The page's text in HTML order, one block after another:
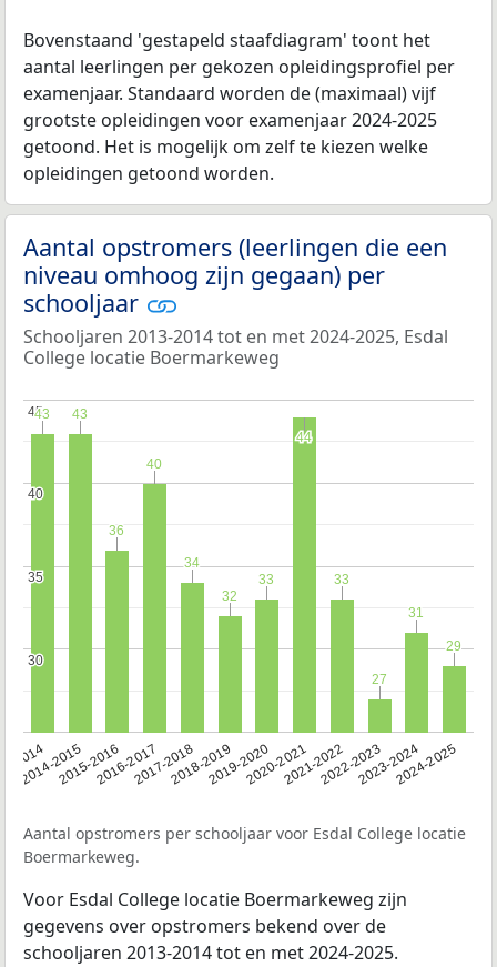
Bovenstaand 'gestapeld staafdiagram' toont het
aantal leerlingen per gekozen opleidingsprofiel per
examenjaar. Standaard worden de (maximaal) vijf
grootste opleidingen voor examenjaar 2024-2025
getoond. Het is mogelijk om zelf te kiezen welke
opleidingen getoond worden.
Aantal opstromers (leerlingen die een
niveau omhoog zijn gegaan) per
schooljaar
Schooljaren 2013-2014 tot en met 2024-2025, Esdal
College locatie Boermarkeweg
2014
2014-20152015-20162016-20172017-20182018-20192019-20202020-20212021-20222022-20232023-20242024-2025
30
30
35
35
40
40
45
4543
43 43
43
36
36
40
40
34
34
32
32
33
33
44
44
33
33
27
27
31
31
29
29
Aantal opstromers per schooljaar voor Esdal College locatie
Boermarkeweg.
Voor Esdal College locatie Boermarkeweg zijn
gegevens over opstromers bekend over de
schooljaren 2013-2014 tot en met 2024-2025.